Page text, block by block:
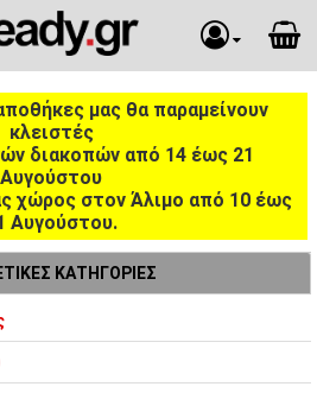
μας θα παραμείνουν
κλειστές
διακοπών από 14 έως 21
Αυγούστου
χώρος στον Άλιμο από 10 έως
Αυγούστου.
ΚΑΤΗΓΟΡΊΕΣ